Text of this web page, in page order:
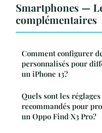
Smartphones —
complémentaires
Comment configurer
personnalisés pour
un iPhone 13?
Quels sont les
recommandés pour
un Oppo Find X3 Pro?